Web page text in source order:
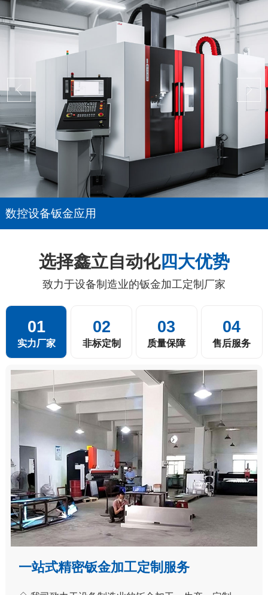
数控设备钣金应用
选择鑫立自动化四大优势
致力于设备制造业的钣金加工定制厂家
01
实力厂家
02
非标定制
03
质量保障
04
售后服务
一站式精密钣金加工定制服务